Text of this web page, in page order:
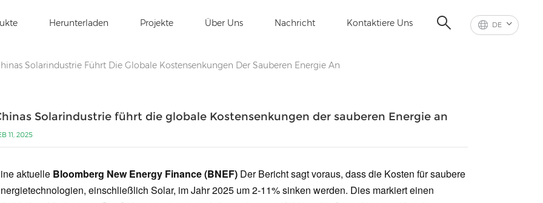
DE
Herunterladen Projekte Über Uns Nachricht Kontaktiere Uns
Solarindustrie Führt Die Globale Kostensenkungen Der Sauberen Energie An
Solarindustrie führt die globale Kostensenkungen der sauberen Energie an
11, 2025
aktuelle Bloomberg New Energy Finance (BNEF) Der Bericht sagt voraus, dass die Kosten für saubere
einschließlich Solar, im Jahr 2025 um 2-11% sinken werden. Dies markiert einen